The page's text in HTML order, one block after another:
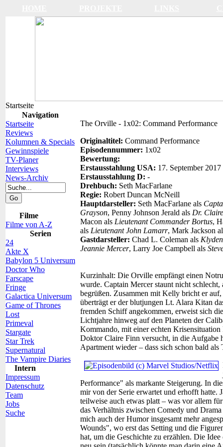
Startseite
Navigation
Startseite
Reviews
Kolumnen & Specials
Gewinnspiele
TV-Planer
Interviews
News-Archiv
Filme
Filme von A-Z
Serien
24
Akte X
Babylon 5 Universum
Doctor Who
Farscape
Fringe
Galactica Universum
Game of Thrones
Lost
Primeval
Stargate
Star Trek
Supernatural
The Vampire Diaries
Intern
Impressum
Datenschutz
Team
Jobs
Suche
The Orville - 1x02: Command Performance
Originaltitel: Command Performance
Episodennummer: 1x02
Bewertung:
Erstausstahlung USA: 17. September
Erstausstahlung D: -
Drehbuch: Seth MacFarlane
Regie: Robert Duncan McNeill
Hauptdarsteller: Seth MacFarlane als
Grayson, Penny Johnson Jerald als Dr.
Macon als Lieutenant Commander Bortus,
als Lieutenant John Lamarr, Mark Jackson
Gastdarsteller: Chad L. Coleman als Klyden
Jeannie Mercer, Larry Joe Campbell als
Kurzinhalt: Die Orville empfängt einen
wurde. Captain Mercer staunt nicht
begrüßen. Zusammen mit Kelly bricht er
überträgt er der blutjungen Lt. Alara Kitan
fremden Schiff angekommen, erweist sich
Lichtjahre hinweg auf den Planeten der
Kommando, mit einer echten
Doktor Claire Finn versucht, in die Aufgabe
Apartment wieder – dass sich schon bald
Performance" als markante Steigerung. In
mir von der Serie erwartet und erhofft hatte.
teilweise auch etwas platt – was vor allem
das Verhältnis zwischen Comedy und
mich auch der Humor insgesamt mehr
Wounds", wo erst das Setting und die
hat, um die Geschichte zu erzählen. Die